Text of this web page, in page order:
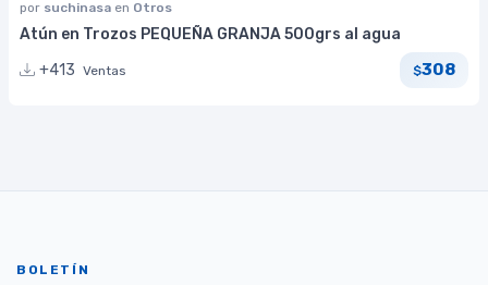
por suchinasa en Otros
Atún en Trozos PEQUEÑA GRANJA 500grs al agua
+413 Ventas $308
BOLETÍN